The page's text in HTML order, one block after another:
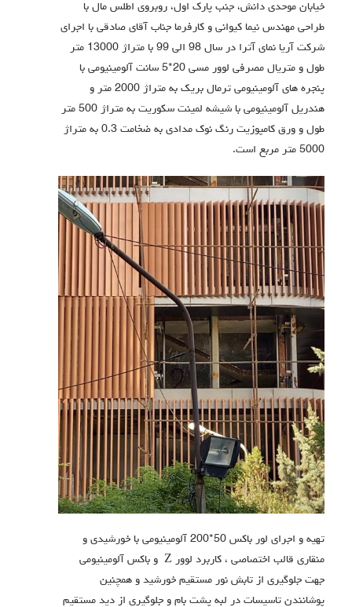
خیابان موحدی دانش، جنب پارک اول، روبروی اطلس مال با
طراحی مهندس نیما کیوانی و کارفرما جناب آقای صادقی با اجرای
شرکت آریا نمای آترا در سال 98 الی 99 با متراژ 13000 متر
طول و متریال مصرفی لوور مسی 20*5 سانت آلومینیومی با
پنجره های آلومینیومی ترمال بریک به متراژ 2000 متر و
هندریل آلومینیومی با شيشه لمينت سكوريت به متراژ 500 متر
طول و ورق کامپوزیت رنگ نوک مدادی به ضخامت 0.3 به متراژ
5000 متر مربع است.
تهیه و اجرای لور باکس 50*200 آلومینیومی با خورشيدي و
منقاري قالب اختصاصي ، کاربرد لوور Z و باكس آلومینیومی
جهت جلوگیری از تابش نور مستقیم خورشید و همچنین
پوشانندن تاسیسات در لبه پشت بام و جلوگیری از دید مستقیم